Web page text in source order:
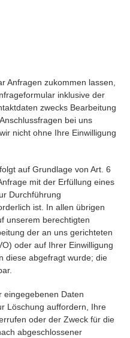
Anfragen zukommen lassen,
inklusive der
zwecks Bearbeitung
bei uns
nicht ohne Ihre Einwilligung
auf Grundlage von Art. 6
mit der Erfüllung eines
Durchführung
ist. In allen übrigen
unserem berechtigten
der an uns gerichteten
oder auf Ihrer Einwilligung
diese abgefragt wurde; die
eingegebenen Daten
Löschung auffordern, Ihre
oder der Zweck für die
abgeschlossener